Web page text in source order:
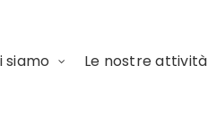
siamo Le nostre attività